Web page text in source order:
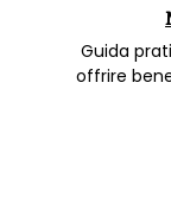
Guida